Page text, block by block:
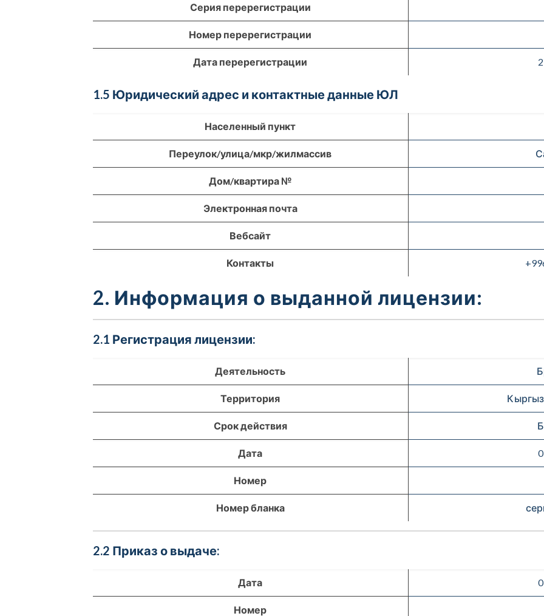
Серия перерегистрации
Номер перерегистрации
Дата перерегистрации
1.5 Юридический адрес и контактные данные ЮЛ
Населенный пункт
Переулок/улица/мкр/жилмассив
Дом/квартира №
Электронная почта
Вебсайт
Контакты
2. Информация о выданной лицензии:
2.1 Регистрация лицензии:
Деятельность
Территория
Срок действия
Дата
Номер
Номер бланка
2.2 Приказ о выдаче:
Дата
Номер